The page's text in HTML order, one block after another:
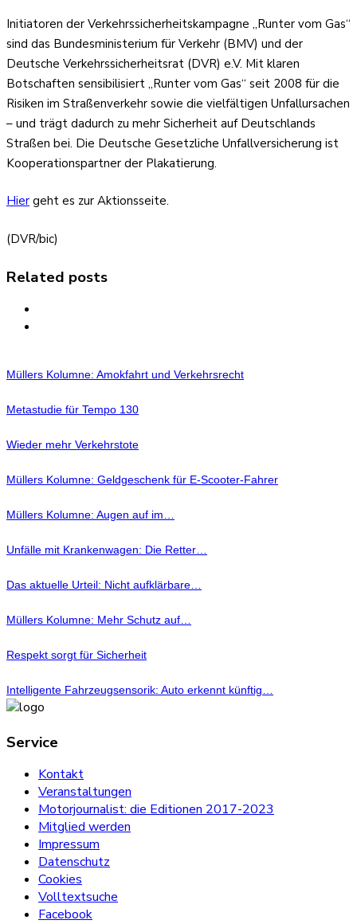
Initiatoren der Verkehrssicherheitskampagne „Runter vom Gas“
sind das Bundesministerium für Verkehr (BMV) und der
Deutsche Verkehrssicherheitsrat (DVR) e.V. Mit klaren
Botschaften sensibilisiert „Runter vom Gas“ seit 2008 für die
Risiken im Straßenverkehr sowie die vielfältigen Unfallursachen
– und trägt dadurch zu mehr Sicherheit auf Deutschlands
Straßen bei. Die Deutsche Gesetzliche Unfallversicherung ist
Kooperationspartner der Plakatierung.
Hier geht es zur Aktionsseite.
(DVR/bic)
Related posts
Müllers Kolumne: Amokfahrt und Verkehrsrecht
Metastudie für Tempo 130
Wieder mehr Verkehrstote
Müllers Kolumne: Geldgeschenk für E-Scooter-Fahrer
Müllers Kolumne: Augen auf im…
Unfälle mit Krankenwagen: Die Retter…
Das aktuelle Urteil: Nicht aufklärbare…
Müllers Kolumne: Mehr Schutz auf…
Respekt sorgt für Sicherheit
Intelligente Fahrzeugsensorik: Auto erkennt künftig…
Service
Kontakt
Veranstaltungen
Motorjournalist: die Editionen 2017-2023
Mitglied werden
Impressum
Datenschutz
Cookies
Volltextsuche
Facebook